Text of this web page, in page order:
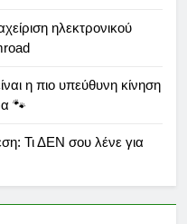
ηλεκτρονικού
η πιο υπεύθυνη κίνηση
🐾
Τι ΔΕΝ σου λένε για